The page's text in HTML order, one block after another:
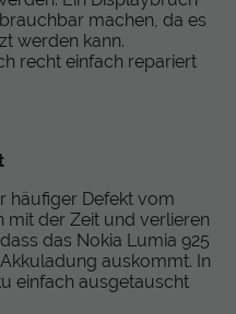
machen, da es
werden kann.
recht einfach repariert
häufiger Defekt vom
mit der Zeit und verlieren
das Nokia Lumia 925
auskommt. In
einfach ausgetauscht